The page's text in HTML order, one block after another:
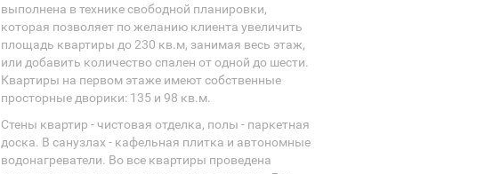
выполнена в технике свободной планировки,
которая позволяет по желанию клиента увеличить
площадь квартиры до 230 кв.м, занимая весь этаж,
или добавить количество спален от одной до шести.
Квартиры на первом этаже имеют собственные
просторные дворики: 135 и 98 кв.м.
Стены квартир - чистовая отделка, полы - паркетная
доска. В санузлах - кафельная плитка и автономные
водонагреватели. Во все квартиры проведена